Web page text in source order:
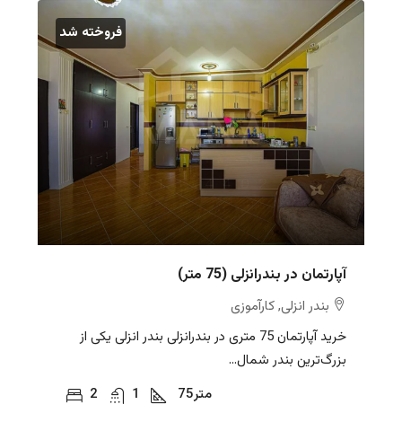
فروخته شد
آپارتمان در بندرانزلی (75 متر)
بندر انزلی, کارآموزی
خرید آپارتمان 75 متری در بندرانزلی بندر انزلی یکی از
بزرگ‌ترین بندر شمال...
2
1 75متر